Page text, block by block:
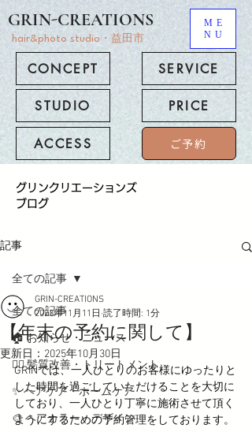
GRIN-CREATIONS
hair&photo studio・益田市
CONCEPT
STUDIO
ACCESS
SERVICE
PRICE
ご予約
ME
NU
​グリンクリエーションズ
ブログ
記事
全ての記事
🏠 お知らせ・ニュース
💇‍♀️ 髪質改善・トリートメント
✨ ヘアケア・ホームケア
🎨 ヘアカラー・デザイン
全ての記事
【年末の予約に関して】
GRIN-CREATIONS
2023年11月11日 読了時間: 1分
更新日： 2025年10月30日
GRINでは、一人ひとりのお客様にゆったりと
した時間を過ごしていただけることを大切に
しており、一人ひとり丁寧に施術させて頂く
ようにするための予約管理をしております。